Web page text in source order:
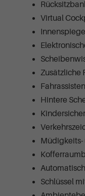
Virtual
Zusätzliche
Hintere
Müdigkeits-
Schlüssel